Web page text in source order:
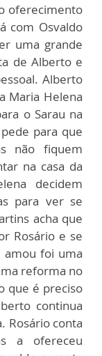
oferecimento
com Osvaldo
uma grande
de Alberto e
Alberto
Maria Helena
o Sarau na
para que
não fiquem
na casa da
decidem
para ver se
acha que
Rosário e se
amou foi uma
reforma no
que é preciso
continua
Rosário conta
a ofereceu